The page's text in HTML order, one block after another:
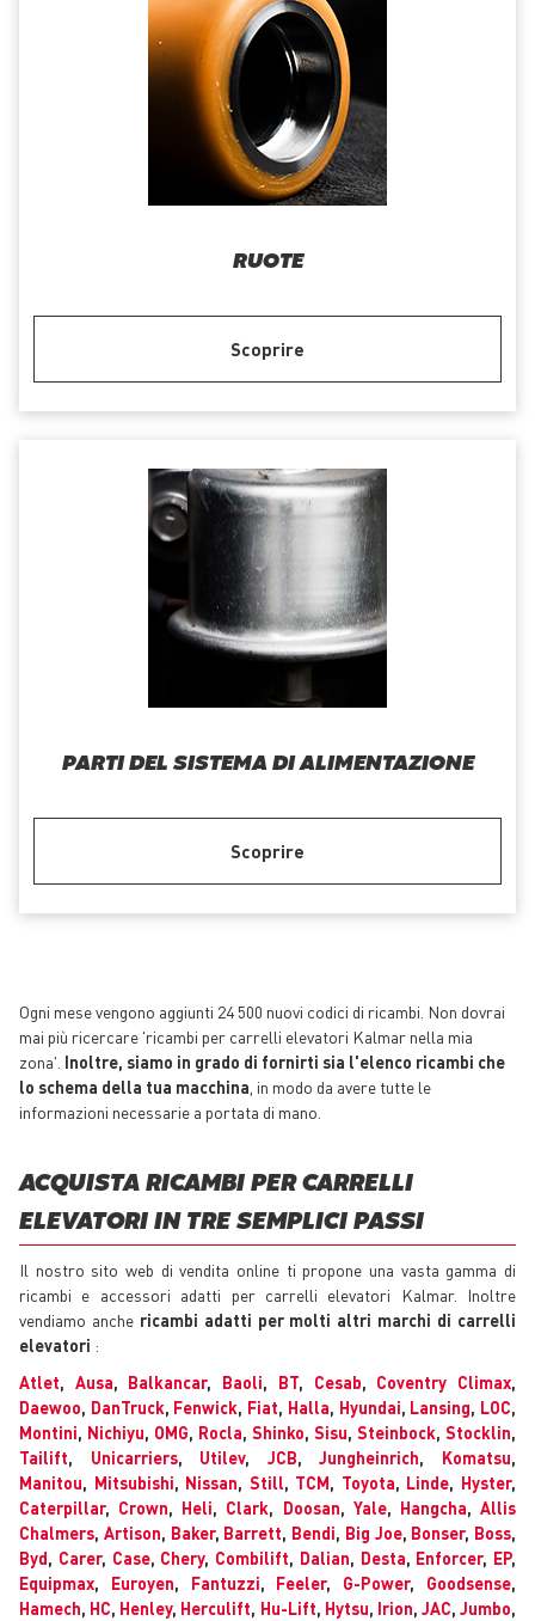
RUOTE
Scoprire
PARTI DEL SISTEMA DI ALIMENTAZIONE
Scoprire
Ogni mese vengono aggiunti 24 500 nuovi codici di ricambi. Non dovrai
mai più ricercare 'ricambi per carrelli elevatori Kalmar nella mia
zona'. Inoltre, siamo in grado di fornirti sia l'elenco ricambi che
lo schema della tua macchina , in modo da avere tutte le
informazioni necessarie a portata di mano.
ACQUISTA RICAMBI PER CARRELLI
ELEVATORI IN TRE SEMPLICI PASSI
Il nostro sito web di vendita online ti propone una vasta gamma di
ricambi e accessori adatti per carrelli elevatori Kalmar. Inoltre
vendiamo anchericambi adatti per molti altri marchi di carrelli
elevatori :
Atlet, Ausa, Balkancar, Baoli, BT, Cesab, Coventry Climax,
Daewoo, DanTruck, Fenwick, Fiat, Halla, Hyundai, Lansing, LOC,
Montini, Nichiyu, OMG, Rocla, Shinko, Sisu, Steinbock, Stocklin,
Tailift, Unicarriers, Utilev, JCB,Jungheinrich, Komatsu,
Manitou, Mitsubishi, Nissan, Still, TCM, Toyota, Linde, Hyster,
Caterpillar, Crown, Heli, Clark, Doosan, Yale, Hangcha,Allis
Chalmers, Artison, Baker, Barrett, Bendi, Big Joe, Bonser, Boss,
Byd, Carer, Case, Chery, Combilift, Dalian, Desta, Enforcer, EP,
Equipmax, Euroyen, Fantuzzi, Feeler, G-Power, Goodsense,
Hamech, HC, Henley, Herculift, Hu-Lift, Hytsu, Irion, JAC, Jumbo,